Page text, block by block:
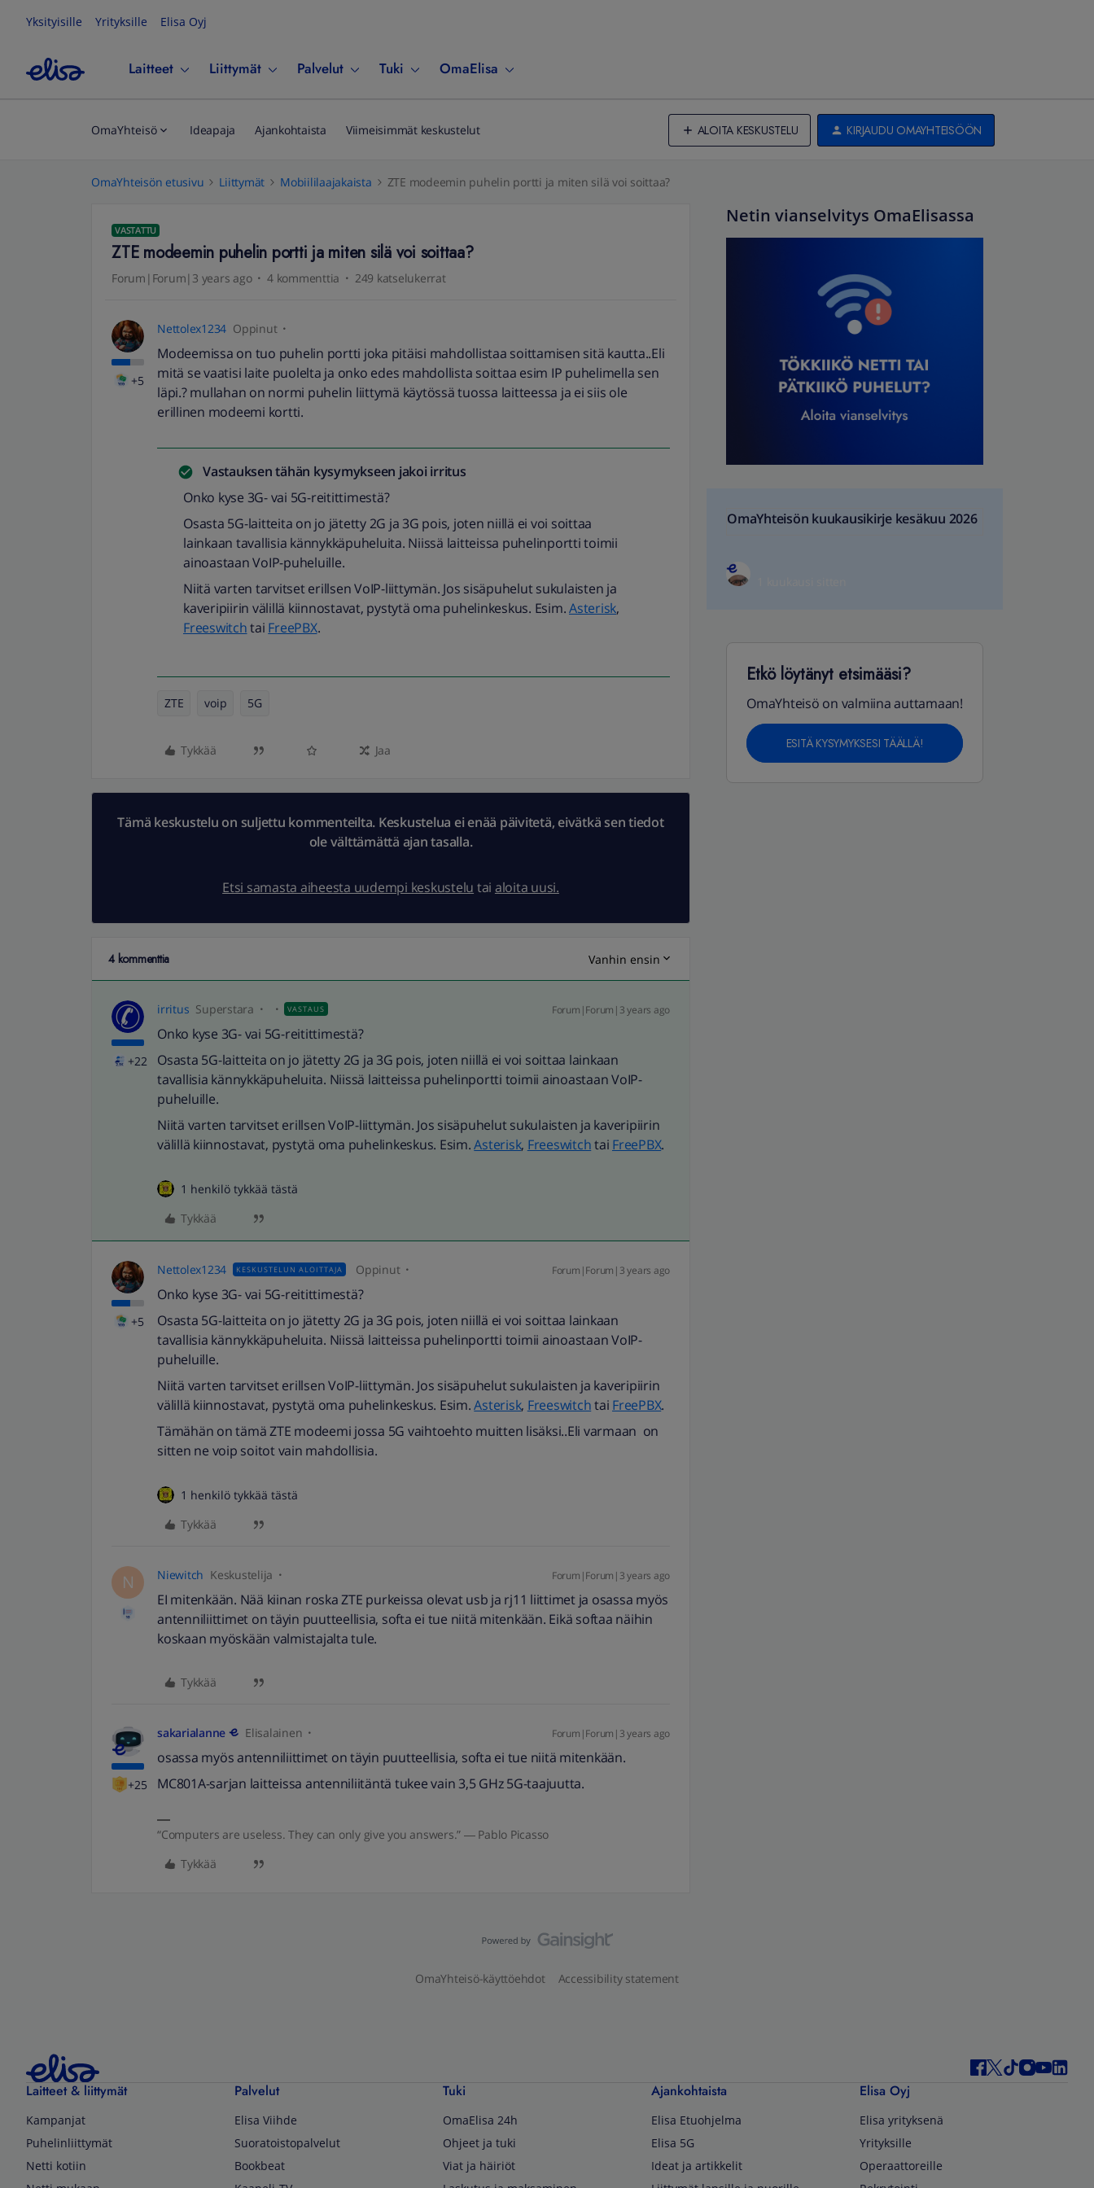
Yksityisille Yrityksille Elisa Oyj
Laitteet Liittymät Palvelut Tuki OmaElisa
OmaYhteisö Ideapaja Ajankohtaista Viimeisimmät keskustelut ALOITA KESKUSTELU KIRJAUDU OMAYHTEISÖÖN
OmaYhteisön etusivu Liittymät Mobiililaajakaista ZTE modeemin puhelin portti ja miten silä voi soittaa?
VASTATTU
ZTE modeemin puhelin portti ja miten silä voi soittaa?
Forum|Forum|3 years ago 4 kommenttia 249 katselukerrat
+5
Nettolex1234 Oppinut
Modeemissa on tuo puhelin portti joka pitäisi mahdollistaa soittamisen sitä kautta..Eli
mitä se vaatisi laite puolelta ja onko edes mahdollista soittaa esim IP puhelimella sen
läpi.? mullahan on normi puhelin liittymä käytössä tuossa laitteessa ja ei siis ole
erillinen modeemi kortti.
Vastauksen tähän kysymykseen jakoi irritus
Onko kyse 3G- vai 5G-reitittimestä?
Osasta 5G-laitteita on jo jätetty 2G ja 3G pois, joten niillä ei voi soittaa
lainkaan tavallisia kännykkäpuheluita. Niissä laitteissa puhelinportti toimii
ainoastaan VoIP-puheluille.
Niitä varten tarvitset erillsen VoIP-liittymän. Jos sisäpuhelut sukulaisten ja
kaveripiirin välillä kiinnostavat, pystytä oma puhelinkeskus. Esim.Asterisk,
Freeswitchtai FreePBX.
ZTE voip 5G
Tykkää Jaa
Tämä keskustelu on suljettu kommenteilta. Keskustelua ei enää päivitetä, eivätkä sen tiedot
ole välttämättä ajan tasalla.
Etsi samasta aiheesta uudempi keskustelu tai aloita uusi.
4 kommenttia Vanhin ensin
+22
irritus Superstara VASTAUS Forum|Forum|3 years ago
Onko kyse 3G- vai 5G-reitittimestä?
Osasta 5G-laitteita on jo jätetty 2G ja 3G pois, joten niillä ei voi soittaa lainkaan
tavallisia kännykkäpuheluita. Niissä laitteissa puhelinportti toimii ainoastaan VoIP-
puheluille.
Niitä varten tarvitset erillsen VoIP-liittymän. Jos sisäpuhelut sukulaisten ja kaveripiirin
välillä kiinnostavat, pystytä oma puhelinkeskus. Esim.Asterisk, Freeswitchtai FreePBX.
1 henkilö tykkää tästä
Tykkää
+5
Nettolex1234 KESKUSTELUN ALOITTAJA Oppinut Forum|Forum|3 years ago
Onko kyse 3G- vai 5G-reitittimestä?
Osasta 5G-laitteita on jo jätetty 2G ja 3G pois, joten niillä ei voi soittaa lainkaan
tavallisia kännykkäpuheluita. Niissä laitteissa puhelinportti toimii ainoastaan VoIP-
puheluille.
Niitä varten tarvitset erillsen VoIP-liittymän. Jos sisäpuhelut sukulaisten ja kaveripiirin
välillä kiinnostavat, pystytä oma puhelinkeskus. Esim.Asterisk, Freeswitchtai FreePBX.
Tämähän on tämä ZTE modeemi jossa 5G vaihtoehto muitten lisäksi..Eli varmaan on
sitten ne voip soitot vain mahdollisia.
1 henkilö tykkää tästä
Tykkää
N Niewitch Keskustelija Forum|Forum|3 years ago
EI mitenkään. Nää kiinan roska ZTE purkeissa olevat usb ja rj11 liittimet ja osassa myös
antenniliittimet on täyin puutteellisia, softa ei tue niitä mitenkään. Eikä softaa näihin
koskaan myöskään valmistajalta tule.
Tykkää
+25
sakarialanne Elisalainen Forum|Forum|3 years ago
osassa myös antenniliittimet on täyin puutteellisia, softa ei tue niitä mitenkään.
MC801A-sarjan laitteissa antenniliitäntä tukee vain 3,5 GHz 5G-taajuutta.
“Computers are useless. They can only give you answers.” ― Pablo Picasso
Tykkää
Netin vianselvitys OmaElisassa
OmaYhteisön kuukausikirje kesäkuu 2026
Etkö löytänyt etsimääsi?
OmaYhteisö on valmiina auttamaan!
ESITÄ KYSYMYKSESI TÄÄLLÄ!
OmaYhteisö-käyttöehdot Accessibility statement
Laitteet & liittymät
Kampanjat
Puhelinliittymät
Netti kotiin
Palvelut
Elisa Viihde
Suoratoistopalvelut
Bookbeat
Tuki
OmaElisa 24h
Ohjeet ja tuki
Viat ja häiriöt
Ajankohtaista
Elisa Etuohjelma
Elisa 5G
Ideat ja artikkelit
Elisa Oyj
Elisa yrityksenä
Yrityksille
Operaattoreille